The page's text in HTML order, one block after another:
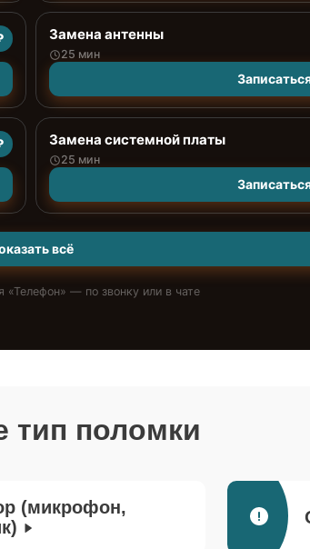
Замена антенны
25 мин
Замена системной платы
25 мин
всё
«Телефон» — по звонку или в чате
тип поломки
(микрофон,